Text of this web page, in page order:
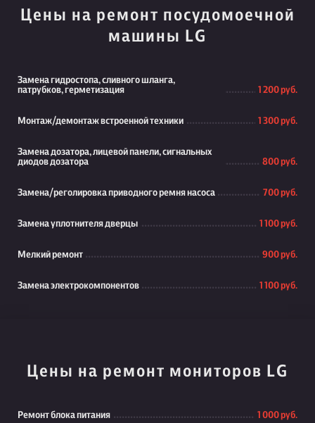
Цены на ремонт посудомоечной
машины LG
Замена гидростопа, сливного шланга,
патрубков, герметизация
1 200 руб.
Монтаж/демонтаж встроенной техники 1 300 руб.
Замена дозатора, лицевой панели, сигнальных
диодов дозатора
800 руб.
Замена/реголировка приводного ремня насоса 700 руб.
Замена уплотнителя дверцы 1 100 руб.
Мелкий ремонт 900 руб.
Замена электрокомпонентов 1 100 руб.
Цены на ремонт мониторов LG
Ремонт блока питания 1 000 руб.